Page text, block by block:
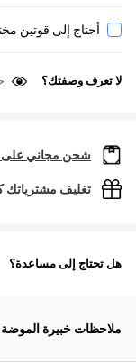
أحتاج إلى قوتين
لا تعرف وصفتك؟
شحن مجاني على
تغليف
هل تحتاج إلى مساعدة؟
ملاحظات خبيرة الموضة